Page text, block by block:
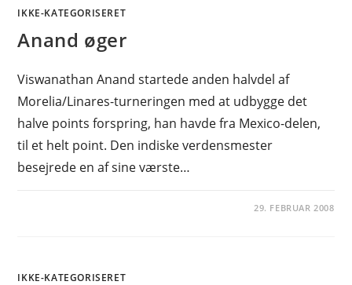
IKKE-KATEGORISERET
Anand øger
Viswanathan Anand startede anden halvdel af
Morelia/Linares-turneringen med at udbygge det
halve points forspring, han havde fra Mexico-delen,
til et helt point. Den indiske verdensmester
besejrede en af sine værste…
29. FEBRUAR 2008
IKKE-KATEGORISERET